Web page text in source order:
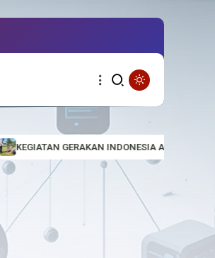
ASRI (AMAN, SEHAT, RESIK DAN